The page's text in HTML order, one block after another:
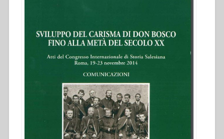
internazionale
di
Storia
Roma,
19-
23
novembre
2014””